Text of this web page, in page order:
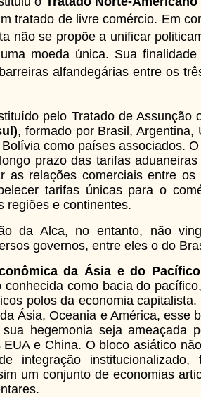
tratado de livre comércio. Em
não se propõe a unificar
moeda única. Sua
alfandegárias entre os
pelo Tratado de Assunção
, formado por Brasil, Argentina,
como países associados.
prazo das tarifas
as relações comerciais entre os
tarifas únicas para o
regiões e continentes.
da Alca, no entanto, não
governos, entre eles o do
da Ásia e do Pacífico
conhecida como bacia do
polos da economia
Ásia, Oceania e América, esse
hegemonia seja ameaçada
e China. O bloco asiático
integração
um conjunto de economias